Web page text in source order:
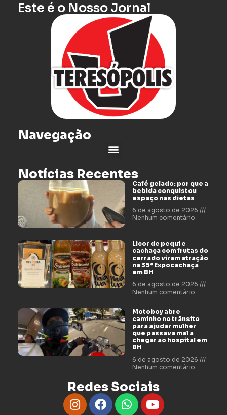
Este é o Nosso Jornal
Navegação
Notícias Recentes
Café gelado: por que a
bebida conquistou
espaço nas dietas
6 de agosto de 2026
Nenhum comentário
Licor de pequi e
cachaça com frutas do
cerrado viram atração
na 35ª Expocachaça
em BH
6 de agosto de 2026
Nenhum comentário
Motoboy abre
caminho no trânsito
para ajudar mulher
que passava mal a
chegar ao hospital em
BH
6 de agosto de 2026
Nenhum comentário
Redes Sociais